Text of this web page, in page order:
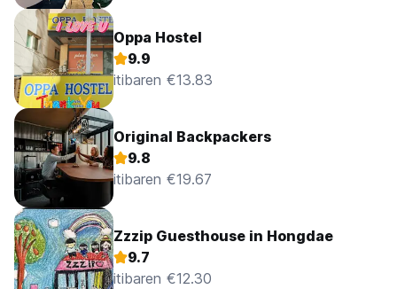
Oppa Hostel
9.9
itibaren €13.83
Original Backpackers
9.8
itibaren €19.67
Zzzip Guesthouse in Hongdae
9.7
itibaren €12.30